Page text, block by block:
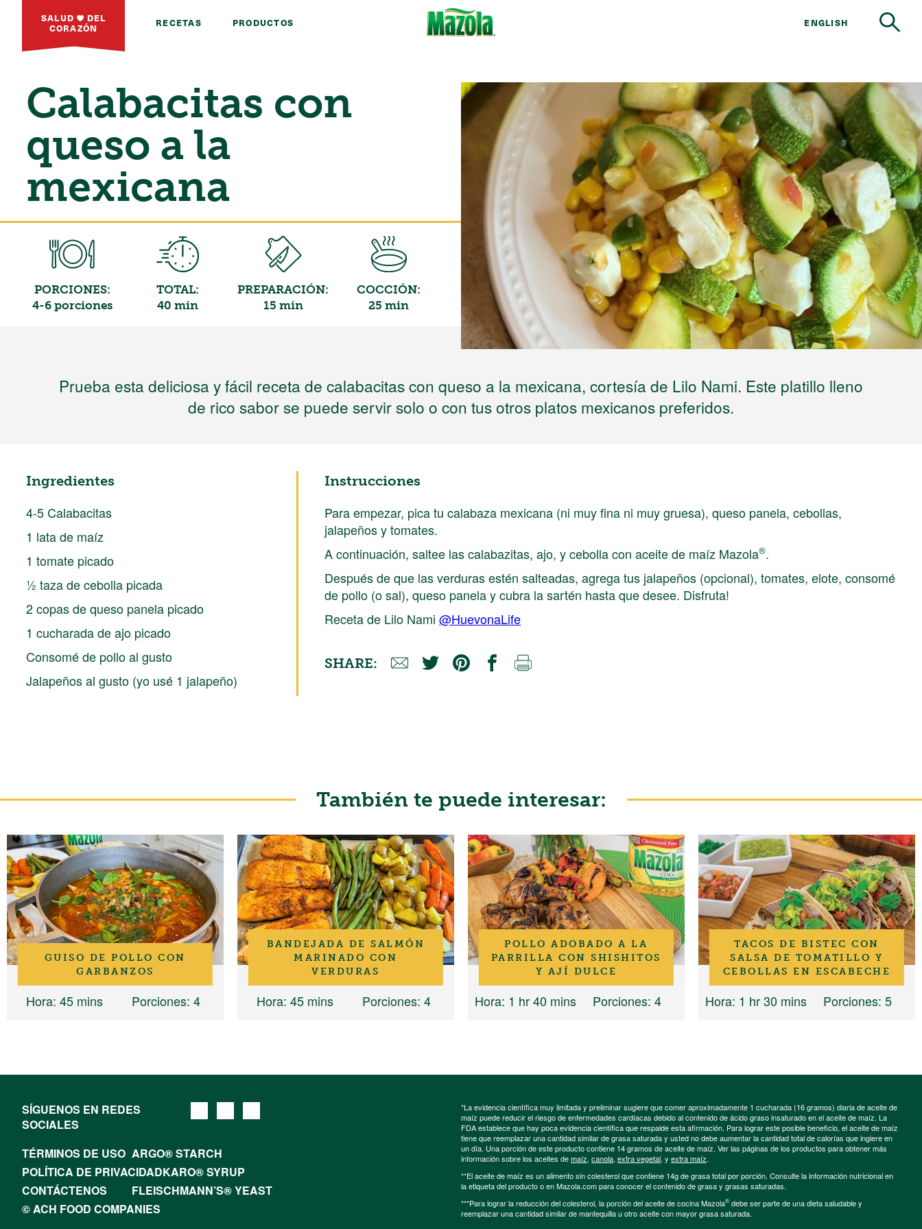
SALUD DEL
CORAZÓN RECETAS PRODUCTOS ENGLISH
Prueba esta deliciosa y fácil receta de calabacitas con queso a la mexicana, cortesía de Lilo Nami. Este platillo lleno
de rico sabor se puede servir solo o con tus otros platos mexicanos preferidos.
Calabacitas con
queso a la
mexicana
PORCIONES:
4-6 porciones
TOTAL:
40 min
PREPARACIÓN:
15 min
COCCIÓN:
25 min
Ingredientes
4-5 Calabacitas
1 lata de maíz
1 tomate picado
½ taza de cebolla picada
2 copas de queso panela picado
1 cucharada de ajo picado
Consomé de pollo al gusto
Jalapeños al gusto (yo usé 1 jalapeño)
Instrucciones
Para empezar, pica tu calabaza mexicana (ni muy fina ni muy gruesa), queso panela, cebollas,
jalapeños y tomates.
A continuación, saltee las calabazitas, ajo, y cebolla con aceite de maíz Mazola®.
Después de que las verduras estén salteadas, agrega tus jalapeños (opcional), tomates, elote, consomé
de pollo (o sal), queso panela y cubra la sartén hasta que desee. Disfruta!
Receta de Lilo Nami@HuevonaLife
SHARE:
También te puede interesar:
GUISO DE POLLO CON
GARBANZOS
Hora: 45 mins Porciones: 4
BANDEJADA DE SALMÓN
MARINADO CON
VERDURAS
Hora: 45 mins Porciones: 4
POLLO ADOBADO A LA
PARRILLA CON SHISHITOS
Y AJÍ DULCE
Hora: 1 hr 40 mins Porciones: 4
TACOS DE BISTEC CON
SALSA DE TOMATILLO Y
CEBOLLAS EN ESCABECHE
Hora: 1 hr 30 mins Porciones: 5
SÍGUENOS EN REDES
SOCIALES
TÉRMINOS DE USO ARGO® STARCH
POLÍTICA DE PRIVACIDADKARO® SYRUP
CONTÁCTENOS
FLEISCHMANN’S® YEAST
© ACH FOOD COMPANIES
*La evidencia científica muy limitada y preliminar sugiere que comer aproximadamente 1 cucharada (16 gramos) diaria de aceite de
maíz puede reducir el riesgo de enfermedades cardíacas debido al contenido de ácido graso insaturado en el aceite de maíz. La
FDA establece que hay poca evidencia científica que respalde esta afirmación. Para lograr este posible beneficio, el aceite de maíz
tiene que reemplazar una cantidad similar de grasa saturada y usted no debe aumentar la cantidad total de calorías que ingiere en
un día. Una porción de este producto contiene 14 gramos de aceite de maíz. Ver las páginas de los productos para obtener más
información sobre los aceites demaíz, canola, extra vegetal, y extra maíz.
**El aceite de maíz es un alimento sin colesterol que contiene 14g de grasa total por porción. Consulte la información nutricional en
la etiqueta del producto o en Mazola.com para conocer el contenido de grasa y grasas saturadas.
***Para lograr la reducción del colesterol, la porción del aceite de cocina Mazola® debe ser parte de una dieta saludable y
reemplazar una cantidad similar de mantequilla u otro aceite con mayor grasa saturada.